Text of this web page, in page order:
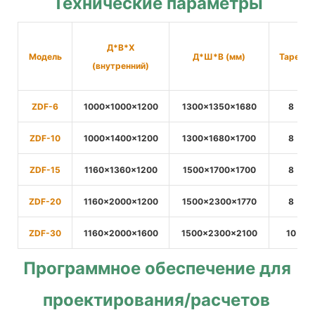
Модель
Д*В*Х
(внутренний)
Д*Ш*В (мм) Тарелка
ZDF-6 1000×1000×1200 1300×1350×1680 8
ZDF-10 1000×1400×1200 1300×1680×1700 8
ZDF-15 1160×1360×1200 1500×1700×1700 8
ZDF-20 1160×2000×1200 1500×2300×1770 8
ZDF-30 1160×2000×1600 1500×2300×2100 10
Программное обеспечение для
проектирования/расчетов